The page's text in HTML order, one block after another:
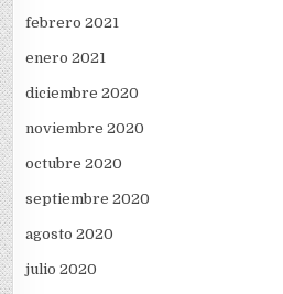
febrero 2021
enero 2021
diciembre 2020
noviembre 2020
octubre 2020
septiembre 2020
agosto 2020
julio 2020